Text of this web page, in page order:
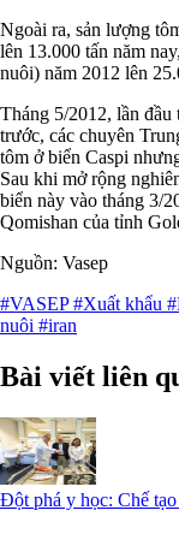
Ngoài ra, sản lượng
lên 13.000 tấn năm
nuôi) năm 2012 lên
Tháng 5/2012, lần đầu
trước, các chuyên
tôm ở biển Caspi
Sau khi mở rộng
biển này vào tháng 3/
Qomishan của tỉnh
Nguồn: Vasep
#VASEP#Xuất khẩu
nuôi #iran
Bài viết liên
Đột phá y học: Chế